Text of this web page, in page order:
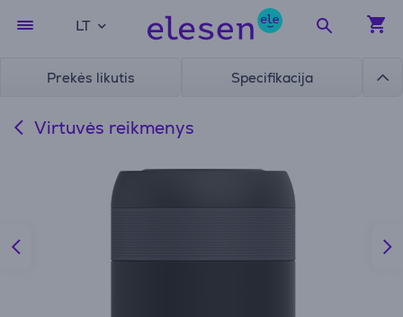
LT
Prekės likutis Specifikacija
Virtuvės reikmenys